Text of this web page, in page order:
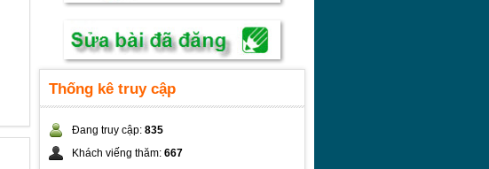
Thống kê truy cập
Đang truy cập: 835
Khách viếng thăm: 667